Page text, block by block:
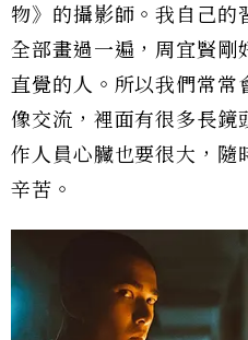
物》的攝影師。我自己的
全部畫過一遍，周宜賢剛
直覺的人。所以我們常常
像交流，裡面有很多長鏡
作人員心臟也要很大，隨
辛苦。